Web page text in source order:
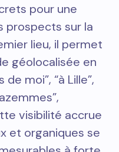
pour une
prospects sur la
lieu, il permet
géolocalisée en
moi”, “à Lille”,
visibilité accrue
et organiques se